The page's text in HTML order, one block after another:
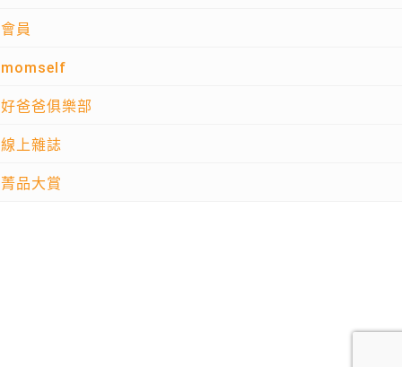
會員
momself
好爸爸俱樂部
線上雜誌
菁品大賞